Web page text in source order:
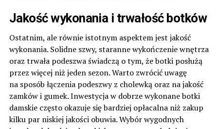
Jakość wykonania i trwałość botków
Ostatnim, ale równie istotnym aspektem jest jakość
wykonania. Solidne szwy, staranne wykończenie wnętrza
oraz trwała podeszwa świadczą o tym, że botki posłużą
przez więcej niż jeden sezon. Warto zwrócić uwagę
na sposób łączenia podeszwy z cholewką oraz na jakość
zamków i gumek. Inwestycja w dobrze wykonane botki
damskie często okazuje się bardziej opłacalna niż zakup
kilku par niskiej jakości obuwia. Wybór wygodnych